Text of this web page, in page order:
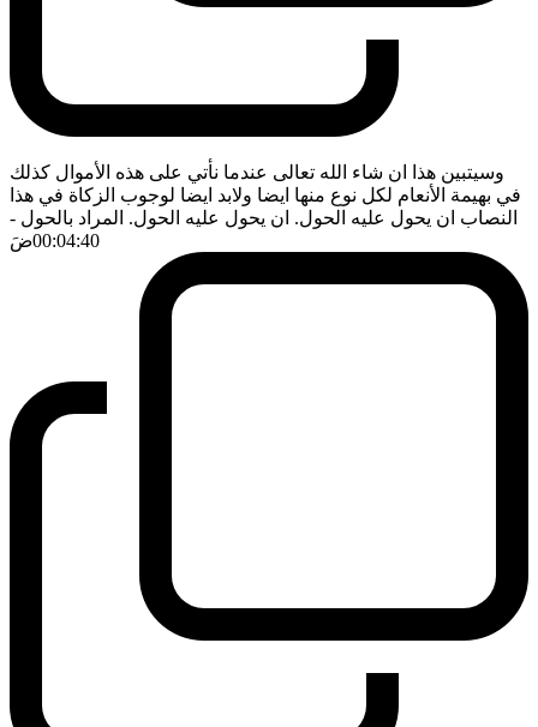
وسيتبين هذا ان شاء الله تعالى عندما نأتي على هذه الأموال كذلك
في بهيمة الأنعام لكل نوع منها ايضا ولابد ايضا لوجوب الزكاة في هذا
النصاب ان يحول عليه الحول. ان يحول عليه الحول. المراد بالحول -
00:04:40ضَ